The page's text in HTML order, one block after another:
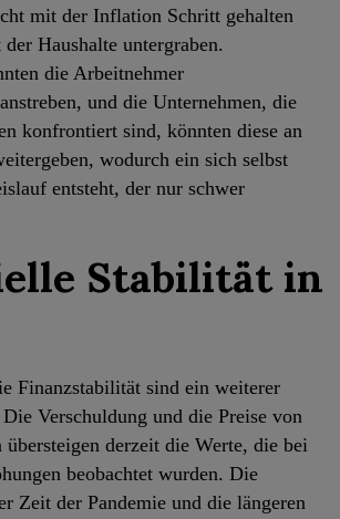
mit der Inflation Schritt gehalten
Haushalte untergraben.
die Arbeitnehmer
und die Unternehmen, die
konfrontiert sind, könnten diese an
wodurch ein sich selbst
entsteht, der nur schwer
Stabilität in
Finanzstabilität sind ein weiterer
Verschuldung und die Preise von
übersteigen derzeit die Werte, die bei
beobachtet wurden. Die
Zeit der Pandemie und die längeren